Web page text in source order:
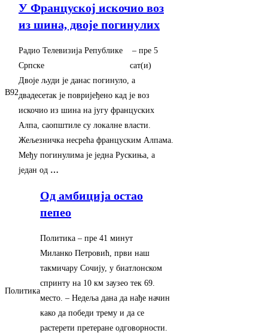
B92
У Француској искочио воз
из шина, двоје погинулих
Радио Телевизија Републике
Српске
– ‎пре 5
сат(и)‎
Двоје људи је данас погинуло, а
двадесетак је повријеђено кад је воз
искочио из шина на југу француских
Алпа, саопштиле су локалне власти.
Жељезничка несрећа француским Алпама.
Међу погинулима је једна Рускиња, а
један од …
Политика
Од амбиција остао
пепео
Политика – ‎пре 41 минут‎
Миланко Петровић, први наш
такмичару Сочију, у биатлонском
спринту на 10 км заузео тек 69.
место. – Недеља дана да нађе начин
како да победи трему и да се
растерети претеране одговорности.